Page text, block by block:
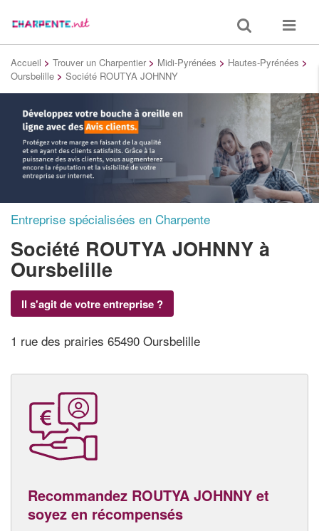
Toggle
search
Toggle
Accueil > Trouver un Charpentier > Midi-Pyrénées > Hautes-Pyrénées >
Oursbelille > Société ROUTYA JOHNNY
Entreprise spécialisées en Charpente
Société ROUTYA JOHNNY à
Oursbelille
Il s'agit de votre entreprise ?
1 rue des prairies 65490 Oursbelille
Recommandez ROUTYA JOHNNY et
soyez en récompensés